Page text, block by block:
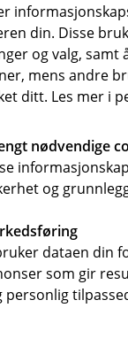
din. Disse
og valg, samt
mens andre
ditt. Les mer i
nødvendige
og
dataen din
som gir
personlig